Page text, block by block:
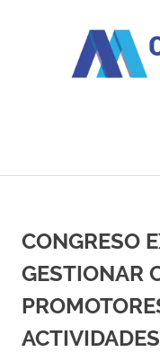
CONGRESO
GESTIONAR